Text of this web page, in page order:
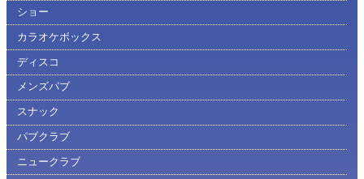
ショー
カラオケボックス
ディスコ
メンズパブ
スナック
パブクラブ
ニュークラブ